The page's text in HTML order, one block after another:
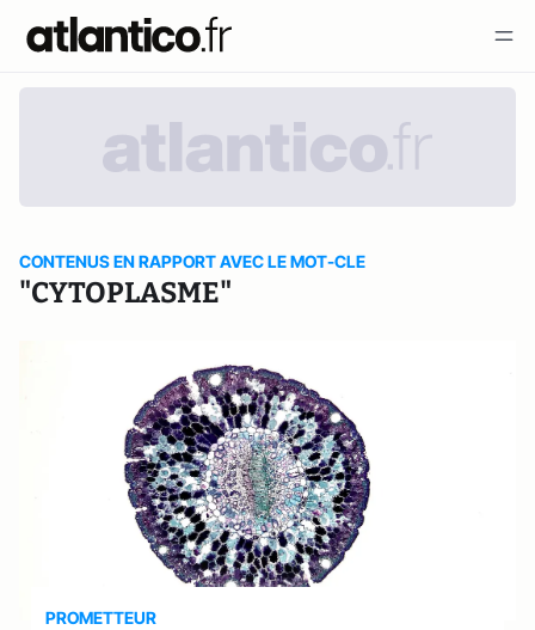
CONTENUS EN RAPPORT AVEC LE MOT-CLE
"CYTOPLASME"
PROMETTEUR